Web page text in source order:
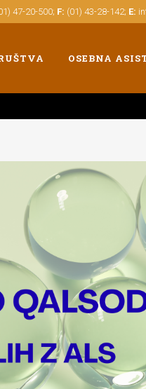
47-20-500; F: (01) 43-28-142; E:
OSEBNA